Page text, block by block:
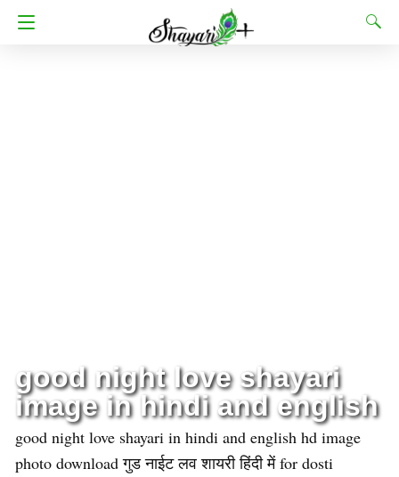
good night love shayari
image in hindi and english
good night love shayari in hindi and english hd image
photo download गुड नाईट लव शायरी हिंदी में for dosti